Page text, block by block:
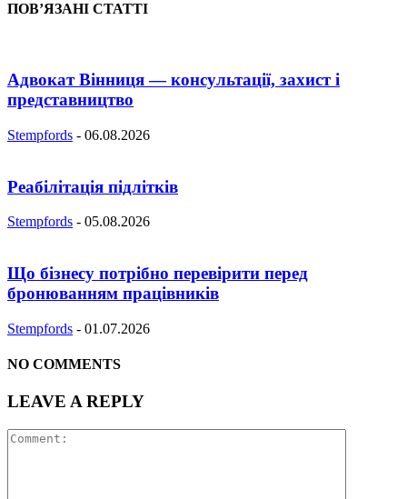
ПОВ’ЯЗАНІ СТАТТІ
Адвокат Вінниця — консультації, захист і
представництво
Stempfords - 06.08.2026
Реабілітація підлітків
Stempfords - 05.08.2026
Що бізнесу потрібно перевірити перед
бронюванням працівників
Stempfords - 01.07.2026
NO COMMENTS
LEAVE A REPLY